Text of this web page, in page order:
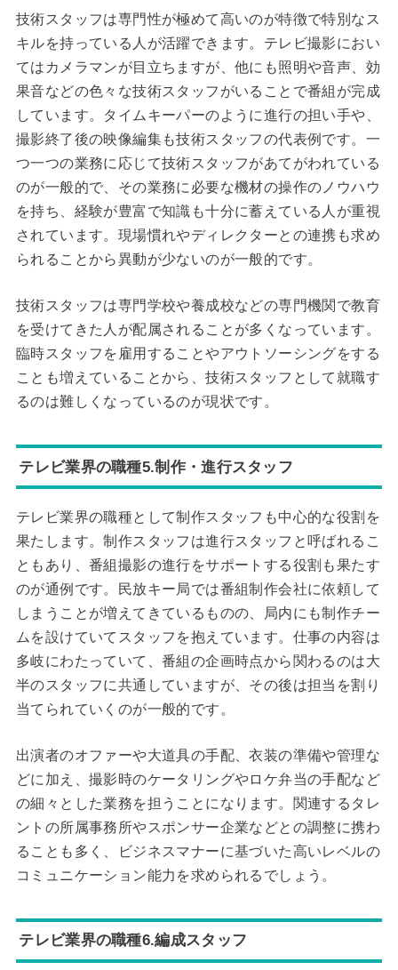
技術スタッフは専門性が極めて高いのが特徴で特別なス
キルを持っている人が活躍できます。テレビ撮影におい
てはカメラマンが目立ちますが、他にも照明や音声、効
果音などの色々な技術スタッフがいることで番組が完成
しています。タイムキーパーのように進行の担い手や、
撮影終了後の映像編集も技術スタッフの代表例です。一
つ一つの業務に応じて技術スタッフがあてがわれている
のが一般的で、その業務に必要な機材の操作のノウハウ
を持ち、経験が豊富で知識も十分に蓄えている人が重視
されています。現場慣れやディレクターとの連携も求め
られることから異動が少ないのが一般的です。
技術スタッフは専門学校や養成校などの専門機関で教育
を受けてきた人が配属されることが多くなっています。
臨時スタッフを雇用することやアウトソーシングをする
ことも増えていることから、技術スタッフとして就職す
るのは難しくなっているのが現状です。
テレビ業界の職種5.制作・進行スタッフ
テレビ業界の職種として制作スタッフも中心的な役割を
果たします。制作スタッフは進行スタッフと呼ばれるこ
ともあり、番組撮影の進行をサポートする役割も果たす
のが通例です。民放キー局では番組制作会社に依頼して
しまうことが増えてきているものの、局内にも制作チー
ムを設けていてスタッフを抱えています。仕事の内容は
多岐にわたっていて、番組の企画時点から関わるのは大
半のスタッフに共通していますが、その後は担当を割り
当てられていくのが一般的です。
出演者のオファーや大道具の手配、衣装の準備や管理な
どに加え、撮影時のケータリングやロケ弁当の手配など
の細々とした業務を担うことになります。関連するタレ
ントの所属事務所やスポンサー企業などとの調整に携わ
ることも多く、ビジネスマナーに基づいた高いレベルの
コミュニケーション能力を求められるでしょう。
テレビ業界の職種6.編成スタッフ